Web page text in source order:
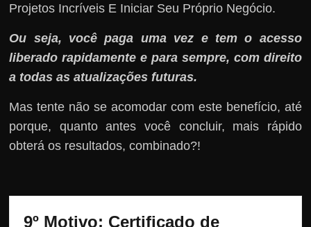
Projetos Incríveis E Iniciar Seu Próprio Negócio.
Ou seja, você paga uma vez e tem o acesso
liberado rapidamente e para sempre, com direito
a todas as atualizações futuras.
Mas tente não se acomodar com este benefício, até
porque, quanto antes você concluir, mais rápido
obterá os resultados, combinado?!
9º Motivo: Certificado de